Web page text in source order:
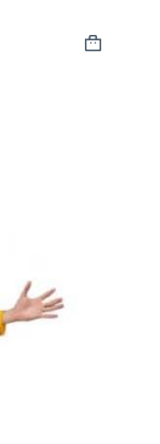
Carrello